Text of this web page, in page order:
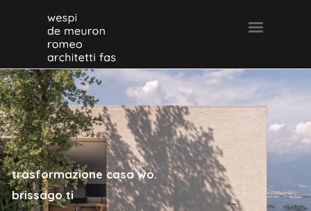
trasformazione casa wo.
brissago ti